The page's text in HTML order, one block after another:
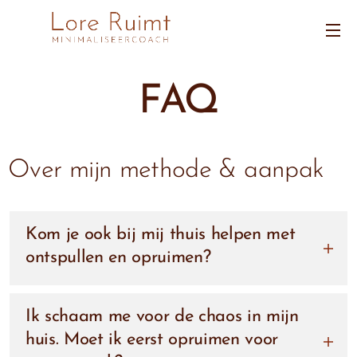
FAQ
Over mijn methode & aanpak
Kom je ook bij mij thuis helpen met
ontspullen en opruimen?
Nee, ik kom bewust aan huis.
Mijn trajecten en cursussen zijn zo opgebouwd
Ik schaam me voor de chaos in mijn
huis. Moet ik eerst opruimen voor